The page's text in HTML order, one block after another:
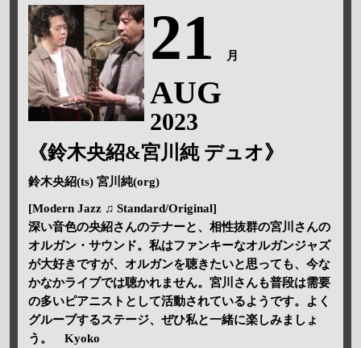
21 月
AUG
2023
《鈴木央紹&宮川純 デュオ》
鈴木央紹(ts) 宮川純(org)
[Modern Jazz ♫ Standard/Original]
深い音色の央紹さんのテナーと、相性抜群の宮川さんの
オルガン・サウンド。私はファンキーなオルガンジャズ
が大好きですが、オルガンを聴きたいと思っても、今な
かなかライブでは聴かれません。宮川さんも普段は需要
の多いピアニストとして活動されているようです。よく
グルーブするステージ、ぜひ私と一緒に楽しみましょ
う。 Kyoko